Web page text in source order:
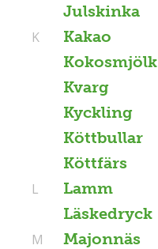
Julskinka
Kakao
K
Kokosmjölk
Kvarg
Kyckling
Köttbullar
Köttfärs
Lamm
L
Läskedryck
Majonnäs
M